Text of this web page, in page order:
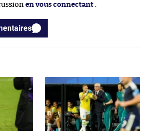
en vous connectant
commentaires